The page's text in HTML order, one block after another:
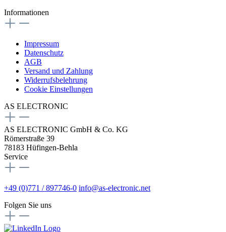
Informationen
Impressum
Datenschutz
AGB
Versand und Zahlung
Widerrufsbelehrung
Cookie Einstellungen
AS ELECTRONIC
AS ELECTRONIC GmbH & Co. KG
Römerstraße 39
78183 Hüfingen-Behla
Service
+49 (0)771 / 897746-0 info@as-electronic.net
Folgen Sie uns